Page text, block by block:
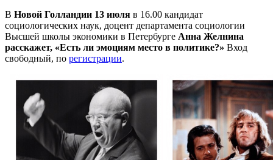
В Новой Голландии 13 июля в 16.00 кандидат
социологических наук, доцент департамента социологии
Высшей школы экономики в Петербурге Анна Желнина
расскажет, «Есть ли эмоциям место в политике?» Вход
свободный, по регистрации.